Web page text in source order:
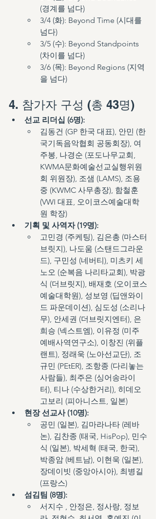
(경계를 넘다)
3/4 (화): Beyond Time (시대를
넘다)
3/5 (수): Beyond Standpoints
(차이를 넘다)
3/6 (목): Beyond Regions (지역
을 넘다)
4. 참가자 구성 (총 43명)
선교 리더십 (6명):
김동건 (GP 한국 대표), 안민 (한
국기독음악협회 공동회장), 여
주봉, 나경순 (포도나무교회,
KWMA문화예술선교실행위원
회 위원장), 조샘 (LAMS), 조용
중 (KWMC 사무총장), 함철훈
(VWI 대표, 오이코스예술대학
원 학장)
기획 및 사역자 (19명):
고민경 (주케팅), 김은총 (마스터
브릿지), 나도움 (스탠드그라운
드), 구민성 (네버티), 미츠키 세
노오 (순복음 나리타교회), 박광
식 (더브릿지), 배재호 (오이코스
예술대학원), 성보영 (딥앤와이
드 파운데이션), 심도성 (소리나
무), 안세권 (더브릿지엔터), 은
희승 (넥스트엠), 이유정 (미주
예배사역연구소), 이창진 (위플
랜트), 정래욱 (노아선교단), 조
규민 (PEtER), 조항종 (다리놓는
사람들), 최주은 (싱어송라이
터), 티나 (수상한거리), 히데오
고보리 (피아니스트, 일본)
현장 선교사 (10명):
공민 (일본), 김마라나타 (레바
논), 김찬종 (태국, HisPop), 민수
식 (일본), 박세혁 (태국, 한국),
박종암 (베트남), 이현욱 (일본),
장데이빗 (중앙아시아), 최병길
(프랑스)
섬김팀 (8명):
서지수 , 안정은, 정사랑, 정보